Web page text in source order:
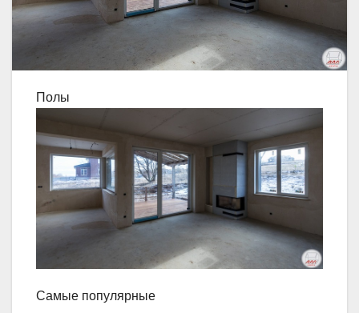
Полы
Самые популярные